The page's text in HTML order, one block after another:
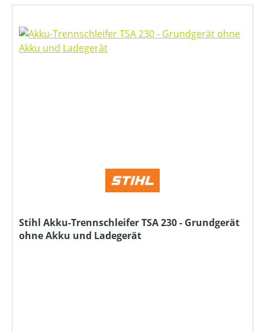
Stihl Akku-Trennschleifer TSA 230 - Grundgerät
ohne Akku und Ladegerät